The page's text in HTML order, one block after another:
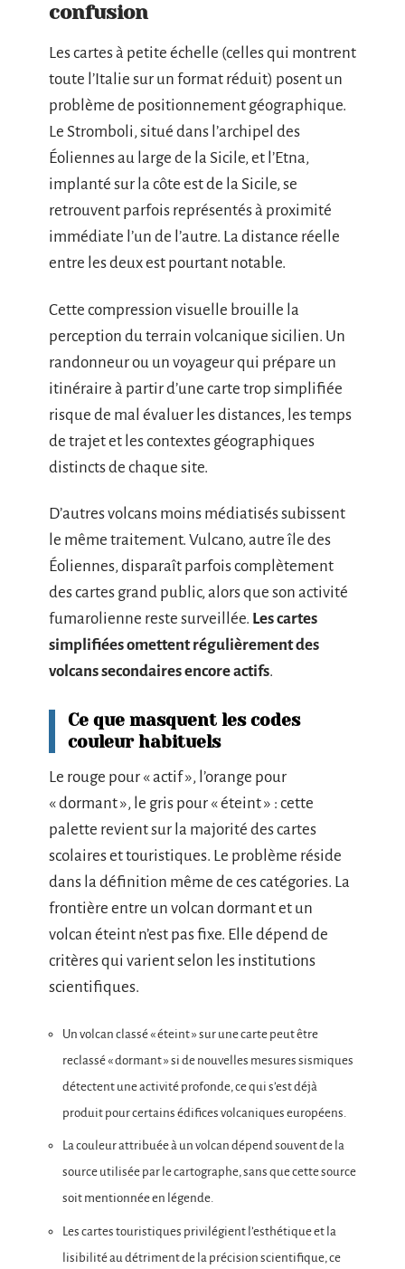
confusion
Les cartes à petite échelle (celles qui montrent
toute l’Italie sur un format réduit) posent un
problème de positionnement géographique.
Le Stromboli, situé dans l’archipel des
Éoliennes au large de la Sicile, et l’Etna,
implanté sur la côte est de la Sicile, se
retrouvent parfois représentés à proximité
immédiate l’un de l’autre. La distance réelle
entre les deux est pourtant notable.
Cette compression visuelle brouille la
perception du terrain volcanique sicilien. Un
randonneur ou un voyageur qui prépare un
itinéraire à partir d’une carte trop simplifiée
risque de mal évaluer les distances, les temps
de trajet et les contextes géographiques
distincts de chaque site.
D’autres volcans moins médiatisés subissent
le même traitement. Vulcano, autre île des
Éoliennes, disparaît parfois complètement
des cartes grand public, alors que son activité
fumarolienne reste surveillée. Les cartes
simplifiées omettent régulièrement des
volcans secondaires encore actifs.
Ce que masquent les codes
couleur habituels
Le rouge pour « actif », l’orange pour
« dormant », le gris pour « éteint » : cette
palette revient sur la majorité des cartes
scolaires et touristiques. Le problème réside
dans la définition même de ces catégories. La
frontière entre un volcan dormant et un
volcan éteint n’est pas fixe. Elle dépend de
critères qui varient selon les institutions
scientifiques.
Un volcan classé « éteint » sur une carte peut être
reclassé « dormant » si de nouvelles mesures sismiques
détectent une activité profonde, ce qui s’est déjà
produit pour certains édifices volcaniques européens.
La couleur attribuée à un volcan dépend souvent de la
source utilisée par le cartographe, sans que cette source
soit mentionnée en légende.
Les cartes touristiques privilégient l’esthétique et la
lisibilité au détriment de la précision scientifique, ce